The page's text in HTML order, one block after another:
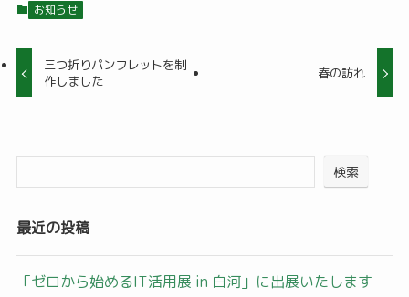
お知らせ
三つ折りパンフレットを制
作しました
春の訪れ
検索
最近の投稿
「ゼロから始めるIT活用展 in 白河」に出展いたします